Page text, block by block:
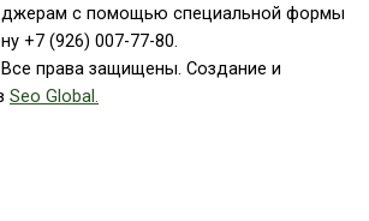
с помощью специальной формы
+7 (926) 007-77-80.
Все права защищены. Создание и
Seo Global.